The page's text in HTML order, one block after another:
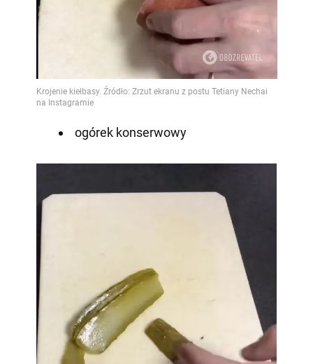
ogórek konserwowy